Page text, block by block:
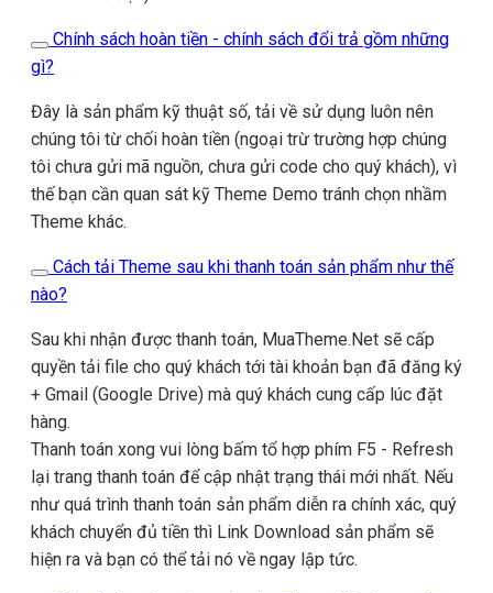
Chính sách hoàn tiền - chính sách đổi trả gồm những
gì?
Đây là sản phẩm kỹ thuật số, tải về sử dụng luôn nên
chúng tôi từ chối hoàn tiền (ngoại trừ trường hợp chúng
tôi chưa gửi mã nguồn, chưa gửi code cho quý khách), vì
thế bạn cần quan sát kỹ Theme Demo tránh chọn nhầm
Theme khác.
Cách tải Theme sau khi thanh toán sản phẩm như thế
nào?
Sau khi nhận được thanh toán, MuaTheme.Net sẽ cấp
quyền tải file cho quý khách tới tài khoản bạn đã đăng ký
+ Gmail (Google Drive) mà quý khách cung cấp lúc đặt
hàng.
Thanh toán xong vui lòng bấm tổ hợp phím F5 - Refresh
lại trang thanh toán để cập nhật trạng thái mới nhất. Nếu
như quá trình thanh toán sản phẩm diễn ra chính xác, quý
khách chuyển đủ tiền thì Link Download sản phẩm sẽ
hiện ra và bạn có thể tải nó về ngay lập tức.